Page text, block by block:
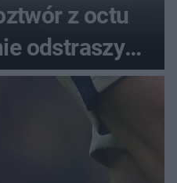
z octu
odstraszy
owady